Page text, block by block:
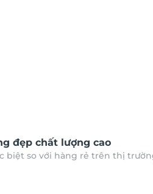
đẹp chất lượng cao
biệt so với hàng rẻ trên thị